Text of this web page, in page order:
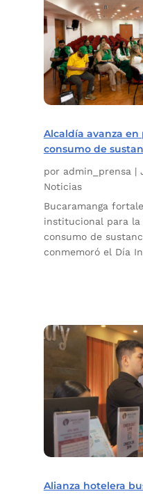
Alcaldía avanza
consumo de
por admin_prensa|
Noticias
Bucaramanga
institucional para la
consumo de
conmemoró el Día
Alianza hotelera